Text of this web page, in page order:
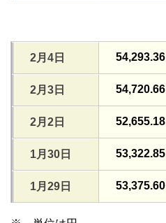
2月4日 54,293.36
2月3日 54,720.66
2月2日 52,655.18
1月30日 53,322.85
1月29日 53,375.60